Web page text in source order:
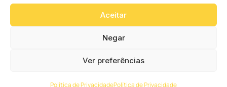
Aceitar
Negar
Ver preferências
Política de PrivacidadePolítica de Privacidade
Palavra dos Bispos
Vicariatos da Educação
Eventos